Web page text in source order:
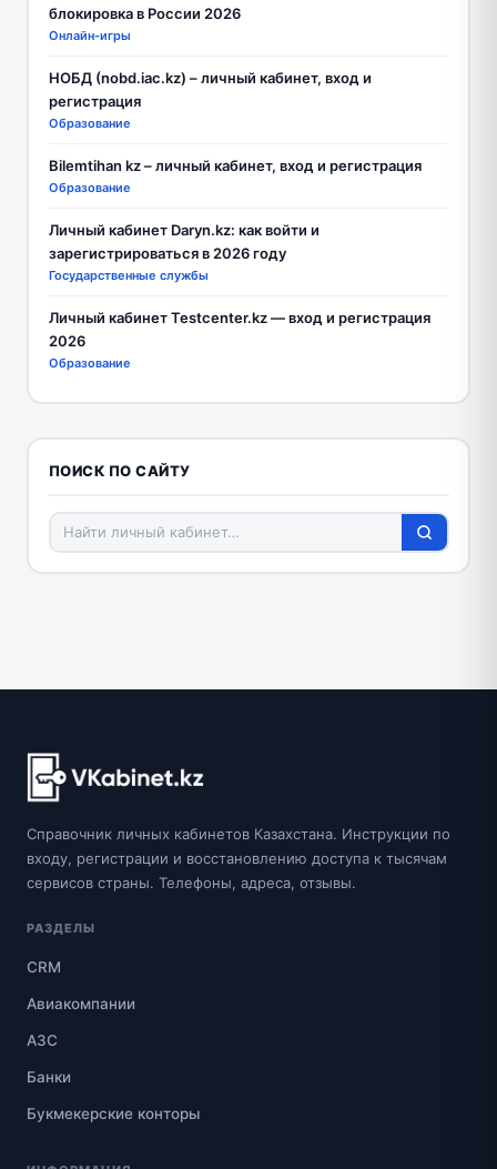
блокировка в России 2026
Онлайн-игры
НОБД (nobd.iac.kz) – личный кабинет, вход и
регистрация
Образование
Bilemtihan kz – личный кабинет, вход и регистрация
Образование
Личный кабинет Daryn.kz: как войти и
зарегистрироваться в 2026 году
Государственные службы
Личный кабинет Testcenter.kz — вход и регистрация
2026
Образование
ПОИСК ПО САЙТУ
Справочник личных кабинетов Казахстана. Инструкции по
входу, регистрации и восстановлению доступа к тысячам
сервисов страны. Телефоны, адреса, отзывы.
РАЗДЕЛЫ
CRM
Авиакомпании
АЗС
Банки
Букмекерские конторы